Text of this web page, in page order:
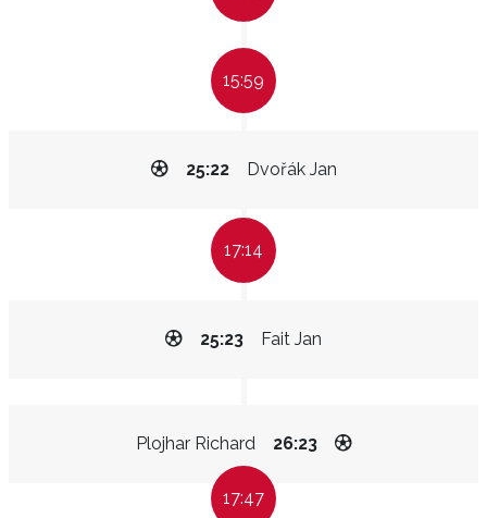
15:59
Dvořák Jan
25:22
17:14
Fait Jan
25:23
Plojhar Richard 26:23
17:47